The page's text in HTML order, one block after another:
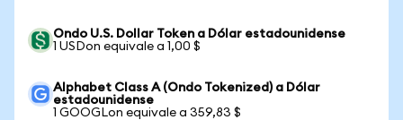
Ondo U.S. Dollar Token a Dólar estadounidense
1 USDon equivale a 1,00 $
Alphabet Class A (Ondo Tokenized) a Dólar
estadounidense
1 GOOGLon equivale a 359,83 $